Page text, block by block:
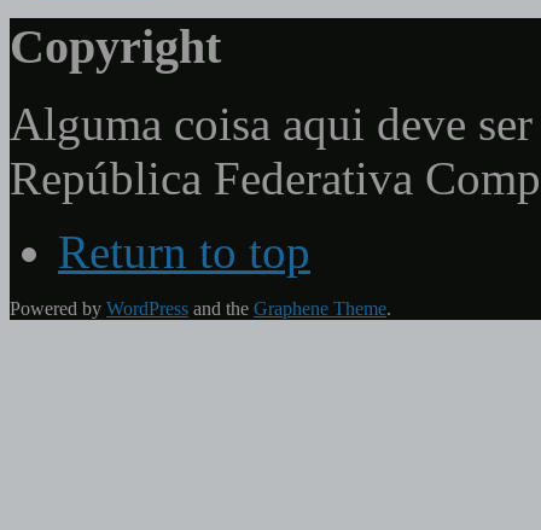
Copyright
Alguma coisa aqui deve
República Federativa
Return to top
Powered by WordPress and the Graphene Theme.